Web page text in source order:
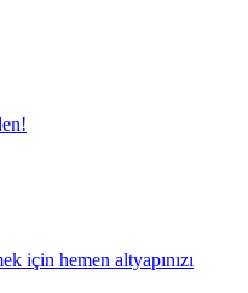
için hemen altyapınızı